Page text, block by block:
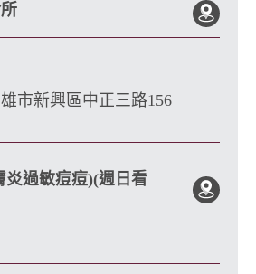
市新興區中正三路156
炎過敏痘痘)(週日看